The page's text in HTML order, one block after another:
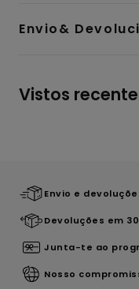
Envio&
Vistos
Envio e
Devoluções em
Junta-te ao
Nosso